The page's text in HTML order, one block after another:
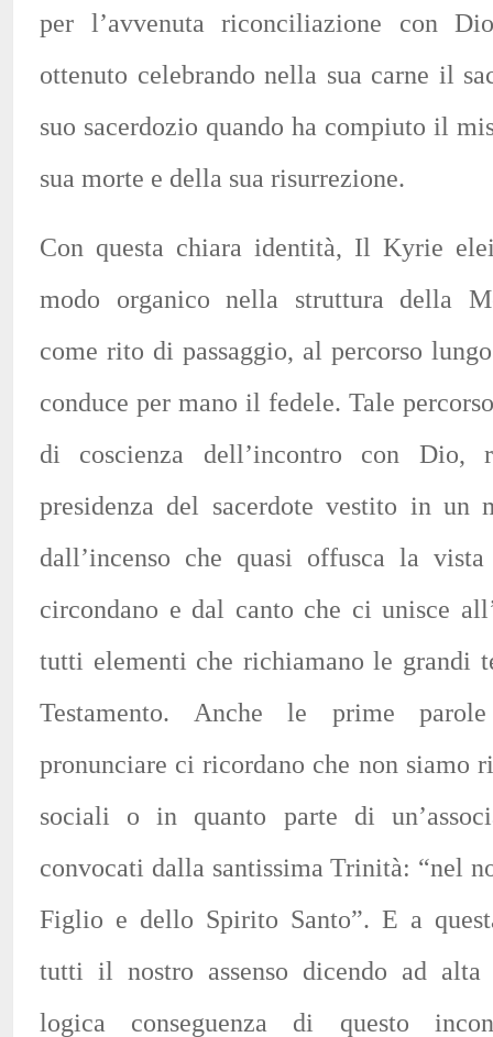
per l’avvenuta riconciliazione con
ottenuto celebrando nella sua carne il
suo sacerdozio quando ha compiuto il
sua morte e della sua risurrezione.
Con questa chiara identità, Il Kyrie
modo organico nella struttura della
come rito di passaggio, al percorso
conduce per mano il fedele. Tale
di coscienza dell’incontro con Dio,
presidenza del sacerdote vestito in un
dall’incenso che quasi offusca la
circondano e dal canto che ci unisce
tutti elementi che richiamano le grandi
Testamento. Anche le prime
pronunciare ci ricordano che non siamo
sociali o in quanto parte di
convocati dalla santissima Trinità: “nel
Figlio e dello Spirito Santo”. E a
tutti il nostro assenso dicendo ad alta
logica conseguenza di questo